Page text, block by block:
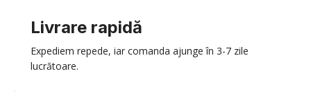
Livrare rapidă
Expediem repede, iar comanda ajunge în 3-7 zile
lucrătoare.